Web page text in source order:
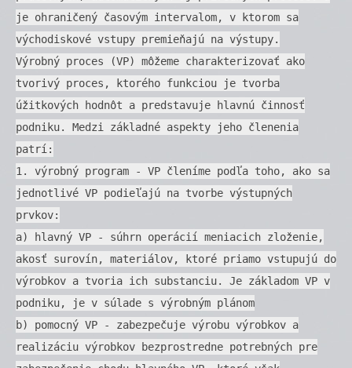
je ohraničený časovým intervalom, v ktorom sa
východiskové vstupy premieňajú na výstupy.
Výrobný proces (VP) môžeme charakterizovať ako
tvorivý proces, ktorého funkciou je tvorba
úžitkových hodnôt a predstavuje hlavnú činnosť
podniku. Medzi základné aspekty jeho členenia
patrí:
1. výrobný program - VP členíme podľa toho, ako sa
jednotlivé VP podieľajú na tvorbe výstupných
prvkov:
a) hlavný VP - súhrn operácií meniacich zloženie,
akosť surovín, materiálov, ktoré priamo vstupujú do
výrobkov a tvoria ich substanciu. Je základom VP v
podniku, je v súlade s výrobným plánom
b) pomocný VP - zabezpečuje výrobu výrobkov a
realizáciu výrobkov bezprostredne potrebných pre